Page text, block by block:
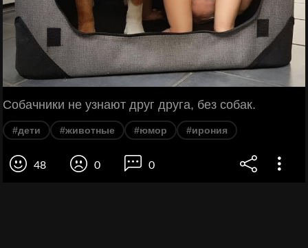
Собачники не узнают друг друга, без собак.
#дети #животные #юмор #ирония
48 0 0